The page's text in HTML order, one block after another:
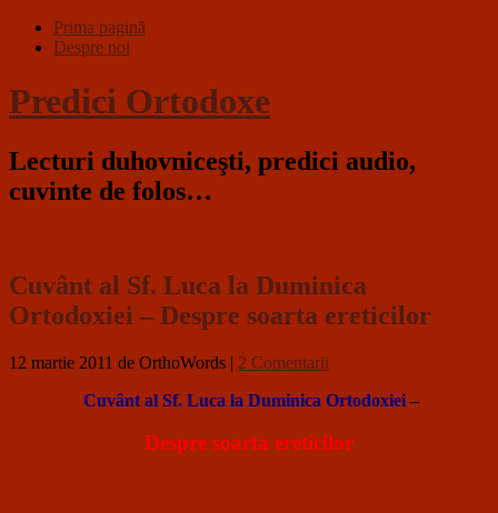
Prima pagină
Despre noi
Predici Ortodoxe
Lecturi duhovniceşti, predici audio,
cuvinte de folos…
Cuvânt al Sf. Luca la Duminica
Ortodoxiei – Despre soarta ereticilor
12 martie 2011 de OrthoWords | 2 Comentarii
Cuvânt al Sf. Luca la Duminica Ortodoxiei –
Despre soarta ereticilor